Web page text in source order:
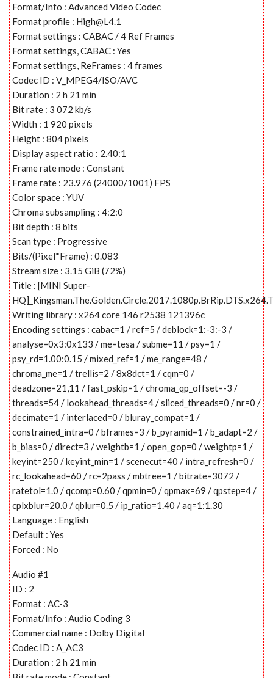
Format/Info : Advanced Video Codec
Format profile : High@L4.1
Format settings : CABAC / 4 Ref Frames
Format settings, CABAC : Yes
Format settings, ReFrames : 4 frames
Codec ID : V_MPEG4/ISO/AVC
Duration : 2 h 21 min
Bit rate : 3 072 kb/s
Width : 1 920 pixels
Height : 804 pixels
Display aspect ratio : 2.40:1
Frame rate mode : Constant
Frame rate : 23.976 (24000/1001) FPS
Color space : YUV
Chroma subsampling : 4:2:0
Bit depth : 8 bits
Scan type : Progressive
Bits/(Pixel*Frame) : 0.083
Stream size : 3.15 GiB (72%)
Title : [MINI Super-
Writing library : x264 core 146 r2538 121396c
Encoding settings : cabac=1 / ref=5 / deblock=1:-3:-3 /
analyse=0x3:0x133 / me=tesa / subme=11 / psy=1 /
psy_rd=1.00:0.15 / mixed_ref=1 / me_range=48 /
chroma_me=1 / trellis=2 / 8x8dct=1 / cqm=0 /
deadzone=21,11 / fast_pskip=1 / chroma_qp_offset=-3 /
threads=54 / lookahead_threads=4 / sliced_threads=0 / nr=0 /
decimate=1 / interlaced=0 / bluray_compat=1 /
constrained_intra=0 / bframes=3 / b_pyramid=1 / b_adapt=2 /
b_bias=0 / direct=3 / weightb=1 / open_gop=0 / weightp=1 /
keyint=250 / keyint_min=1 / scenecut=40 / intra_refresh=0 /
rc_lookahead=60 / rc=2pass / mbtree=1 / bitrate=3072 /
ratetol=1.0 / qcomp=0.60 / qpmin=0 / qpmax=69 / qpstep=4 /
cplxblur=20.0 / qblur=0.5 / ip_ratio=1.40 / aq=1:1.30
Language : English
Default : Yes
Forced : No
Audio #1
ID : 2
Format : AC-3
Format/Info : Audio Coding 3
Commercial name : Dolby Digital
Codec ID : A_AC3
Duration : 2 h 21 min